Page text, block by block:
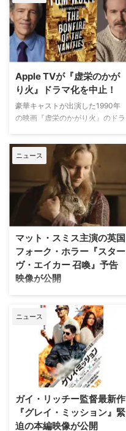
Apple TVが『虚栄のかが
り火』ドラマ化を中止！
豪華キャストが出演した1990年
の映画『虚栄のかがり火』のドラ
たが、頓挫したことが明らかにな
った。米Deadlineが報じてい
る。 鬼門らしく一筋縄ではいか
ず 原作は、1987年に出版された
トム・ウルフのベストセラー小説
「虚栄の篝火」。1980年代のニ
ューヨークの上流社会を辛辣に風
刺した作品だ。ウォール街で台頭
したトレーダーたち、その華奢な
妻や愛人、そして富裕層が住むマ
ンハッタンと周辺の貧困な地区と
の間にくすぶる人種間の緊張を描
ニュース
マット・スミス主演の英国
フォーク・ホラー『スター
ヴ・エイカー 召喚』予告
映像が公開
英国ヨークシャー地方を舞台に、
土地の伝承と家族の崩壊を描くフ
ォーク・ホラー映画『スターヴ・
エイカー 召喚』。公開に先駆け
て、不穏な空気が漂う日本版予告
映像と、英国らしい曇天の世界観
が印象的な場面写真が一挙に公開
された。 土地に眠る伝承と家族
の崩壊を描く、静謐なるフォー
ク・ホラー リチャードとジュリ
エット夫妻が最近移り住んだ英国
ヨークシャー地方の人里離れた
ニュース
ガイ・リッチー監督最新作
『グレイ・ミッション』緊
迫の本編映像が公開